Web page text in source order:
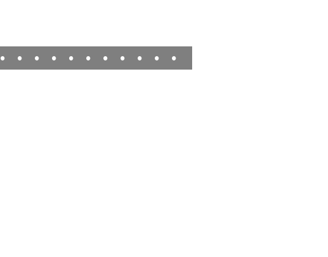
• • • • • • • • • • •